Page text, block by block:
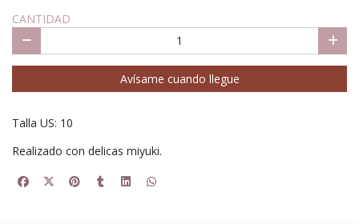
CANTIDAD
Avísame cuando llegue
Talla US: 10
Realizado con delicas miyuki.